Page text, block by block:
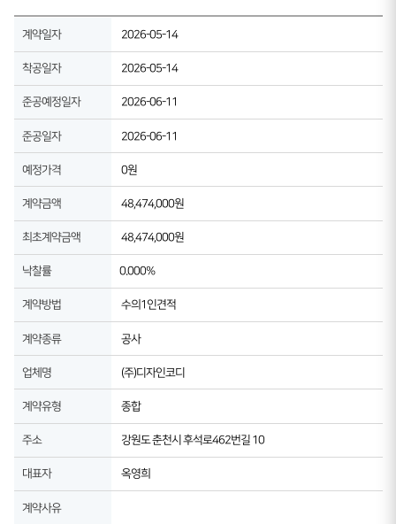
계약일자 2026-05-14
착공일자 2026-05-14
준공예정일자 2026-06-11
준공일자 2026-06-11
예정가격 0원
계약금액 48,474,000원
최초계약금액 48,474,000원
낙찰률 0.000%
계약방법 수의1인견적
계약종류 공사
업체명 (주)디자인코디
계약유형 종합
주소 강원도 춘천시 후석로462번길 10
대표자 옥영희
계약사유